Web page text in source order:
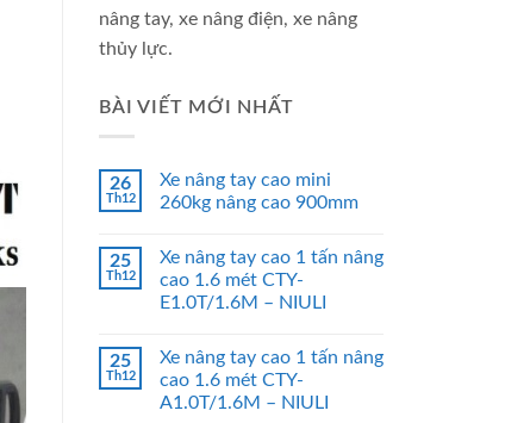
nâng tay, xe nâng điện, xe nâng
thủy lực.
BÀI VIẾT MỚI NHẤT
26
Th12
Xe nâng tay cao mini
260kg nâng cao 900mm
25
Th12
Xe nâng tay cao 1 tấn nâng
cao 1.6 mét CTY-
E1.0T/1.6M – NIULI
25
Th12
Xe nâng tay cao 1 tấn nâng
cao 1.6 mét CTY-
A1.0T/1.6M – NIULI